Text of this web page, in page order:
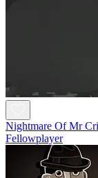
Nightmare Of Mr
Fellowplayer